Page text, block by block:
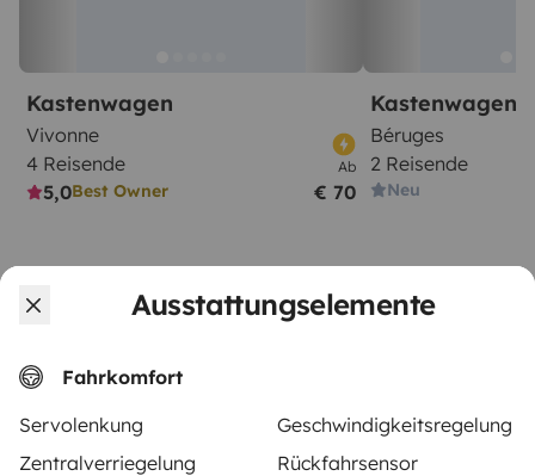
Ausstattungselemente
Fahrkomfort
Servolenkung
Geschwindigkeitsregelung
Zentralverriegelung
Rückfahrsensor
Kastenwagen
Vivonne
4 Reisende
5,0Best Owner
Ab
€ 70
Kastenwagen
Béruges
2 Reisende
Neu
Ab
€ 80